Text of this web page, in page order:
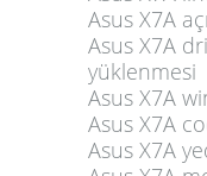
Asus X7A
Asus X7A
yüklenmesi
Asus X7A
Asus X7A
Asus X7A